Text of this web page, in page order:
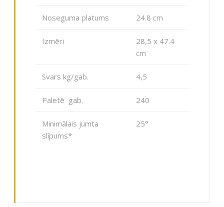
Noseguma platums 24.8 cm
Izmēri
28,5 x 47.4
cm
Svars kg/gab. 4,5
Paletē gab. 240
Minimālais jumta
slīpums*
25°